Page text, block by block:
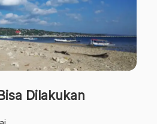
Dilakukan